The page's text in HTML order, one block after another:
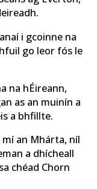
i gcoinne na
go leor fós le
na hÉireann,
as an muinín a
a bhfillte.
an Mhárta, níl
a dhícheall
chéad Chorn